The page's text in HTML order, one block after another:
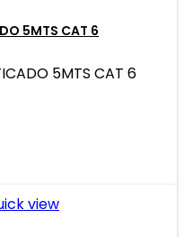
5MTS CAT 6
5MTS CAT 6
view